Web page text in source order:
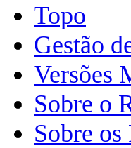
Topo
Gestão
Versões
Sobre o
Sobre os